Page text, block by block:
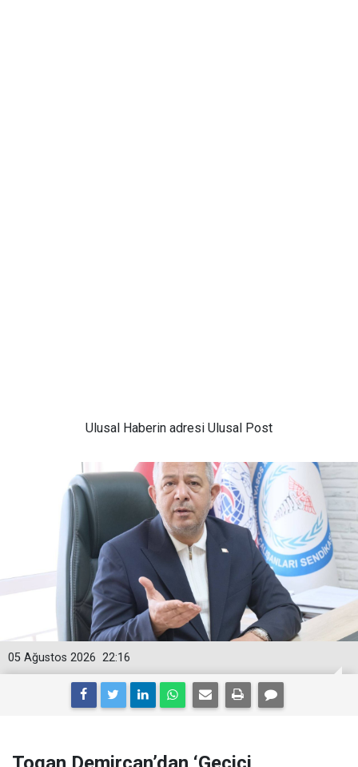
Ulusal Haberin adresi Ulusal Post
22:16
05 Ağustos 2026